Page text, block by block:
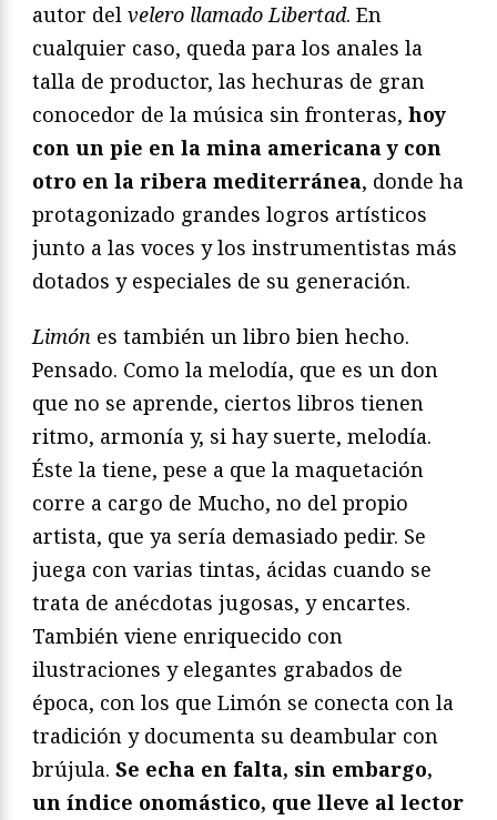
autor del velero llamado Libertad. En
cualquier caso, queda para los anales la
talla de productor, las hechuras de gran
conocedor de la música sin fronteras, hoy
con un pie en la mina americana y con
otro en la ribera mediterránea, donde ha
protagonizado grandes logros artísticos
junto a las voces y los instrumentistas más
dotados y especiales de su generación.
Limón es también un libro bien hecho.
Pensado. Como la melodía, que es un don
que no se aprende, ciertos libros tienen
ritmo, armonía y, si hay suerte, melodía.
Éste la tiene, pese a que la maquetación
corre a cargo de Mucho, no del propio
artista, que ya sería demasiado pedir. Se
juega con varias tintas, ácidas cuando se
trata de anécdotas jugosas, y encartes.
También viene enriquecido con
ilustraciones y elegantes grabados de
época, con los que Limón se conecta con la
tradición y documenta su deambular con
brújula. Se echa en falta, sin embargo,
un índice onomástico, que lleve al lector